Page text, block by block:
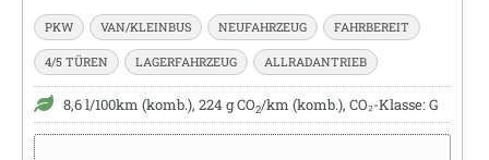
PKW VAN/KLEINBUS NEUFAHRZEUG FAHRBEREIT
4/5 TÜREN LAGERFAHRZEUG ALLRADANTRIEB
8,6 l/100km (komb.), 224 g CO2/km (komb.), CO₂-Klasse: G